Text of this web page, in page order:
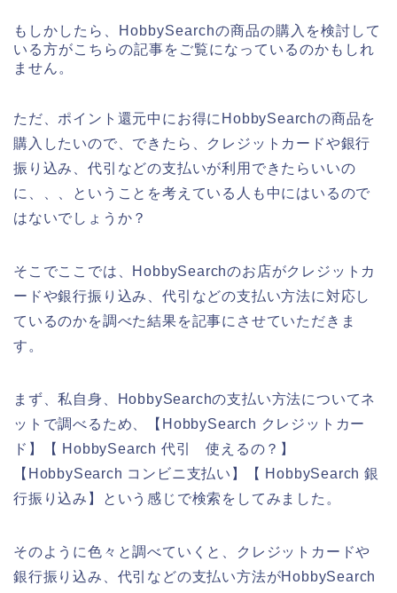
もしかしたら、HobbySearchの商品の購入を検討して
いる方がこちらの記事をご覧になっているのかもしれ
ません。
ただ、ポイント還元中にお得にHobbySearchの商品を
購入したいので、できたら、クレジットカードや銀行
振り込み、代引などの支払いが利用できたらいいの
に、、、ということを考えている人も中にはいるので
はないでしょうか？
そこでここでは、HobbySearchのお店がクレジットカ
ードや銀行振り込み、代引などの支払い方法に対応し
ているのかを調べた結果を記事にさせていただきま
す。
まず、私自身、HobbySearchの支払い方法についてネ
ットで調べるため、【HobbySearch クレジットカー
ド】【 HobbySearch 代引 使えるの？】
【HobbySearch コンビニ支払い】【 HobbySearch 銀
行振り込み】という感じで検索をしてみました。
そのように色々と調べていくと、クレジットカードや
銀行振り込み、代引などの支払い方法がHobbySearch